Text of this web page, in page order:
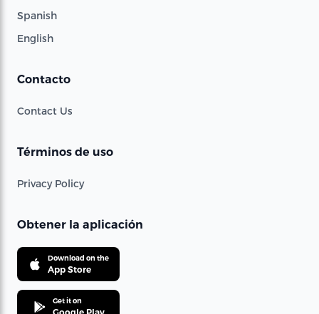
Spanish
English
Contacto
Contact Us
Términos de uso
Privacy Policy
Obtener la aplicación
Download on the
App Store
Get it on